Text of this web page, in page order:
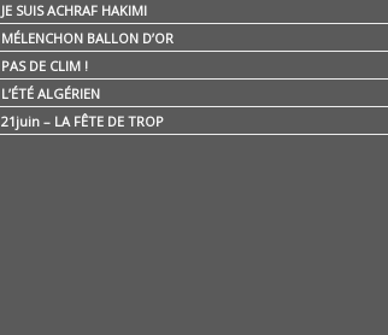
JE SUIS ACHRAF HAKIMI
MÉLENCHON BALLON D’OR
PAS DE CLIM !
L’ÉTÉ ALGÉRIEN
21juin – LA FÊTE DE TROP